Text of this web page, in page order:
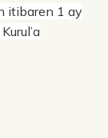
itibaren 1 ay